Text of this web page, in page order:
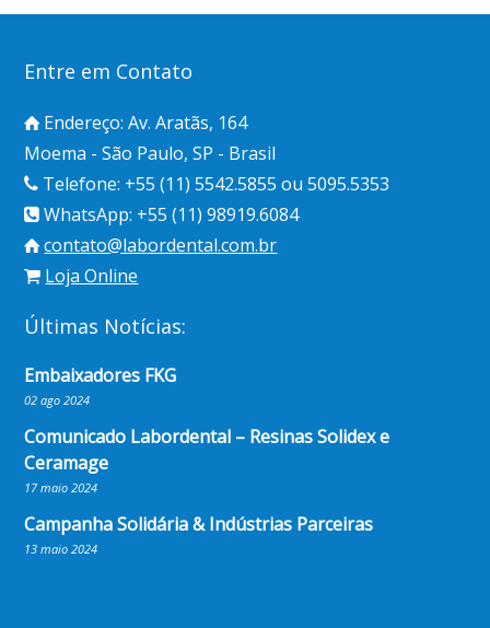
Entre em Contato
Endereço: Av. Aratãs, 164
Moema - São Paulo, SP - Brasil
Telefone: +55 (11) 5542.5855 ou 5095.5353
WhatsApp: +55 (11) 98919.6084
contato@labordental.com.br
Loja Online
Últimas Notícias:
Embaixadores FKG
02 ago 2024
Comunicado Labordental – Resinas Solidex e
Ceramage
17 maio 2024
Campanha Solidária & Indústrias Parceiras
13 maio 2024